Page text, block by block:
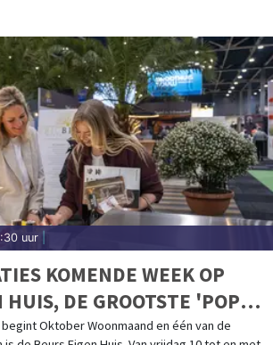
uur
KOMENDE WEEK OP
HUIS, DE GROOTSTE 'POP
WONEN, BOUWEN EN
begint Oktober Woonmaand en één van de